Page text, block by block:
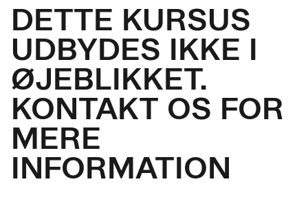
DETTE KURSUS
UDBYDES IKKE I
ØJEBLIKKET.
KONTAKT OS FOR
MERE
INFORMATION